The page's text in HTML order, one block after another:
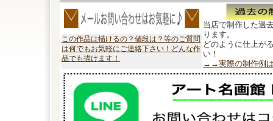
この作品は描けるの？値段は？等のご質問
は何でもお気軽にご連絡下さい！どんな作
品でも描けます！
当店で制作した過
ります。
どのように仕上が
い！
→→実際の制作例